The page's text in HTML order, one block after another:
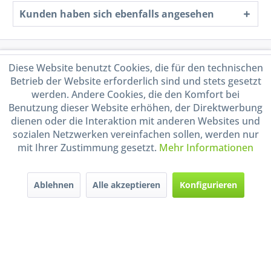
Kunden haben sich ebenfalls angesehen
Service Hotline
Shop Service
Informationen
Handel mit BIO-Weinen
durch DE-ÖKO-009
Diese Website benutzt Cookies, die für den technischen
Betrieb der Website erforderlich sind und stets gesetzt
werden. Andere Cookies, die den Komfort bei
Benutzung dieser Website erhöhen, der Direktwerbung
dienen oder die Interaktion mit anderen Websites und
sozialen Netzwerken vereinfachen sollen, werden nur
mit Ihrer Zustimmung gesetzt. Mehr Informationen
Ablehnen Alle akzeptieren Konfigurieren